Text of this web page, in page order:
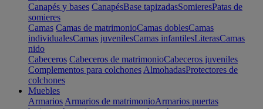
Canapés y bases CanapésBase tapizadasSomieresPatas de
somieres
Camas Camas de matrimonioCamas doblesCamas
individualesCamas juvenilesCamas infantilesLiterasCamas
nido
Cabeceros Cabeceros de matrimonioCabeceros juveniles
Complementos para colchones AlmohadasProtectores de
colchones
Muebles
Armarios Armarios de matrimonioArmarios puertas